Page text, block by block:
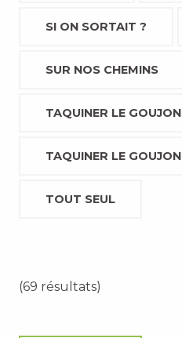
SI ON SORTAIT ?
SUR NOS CHEMINS
TAQUINER LE GOUJON
TAQUINER LE GOUJON
TOUT SEUL
(69 résultats)